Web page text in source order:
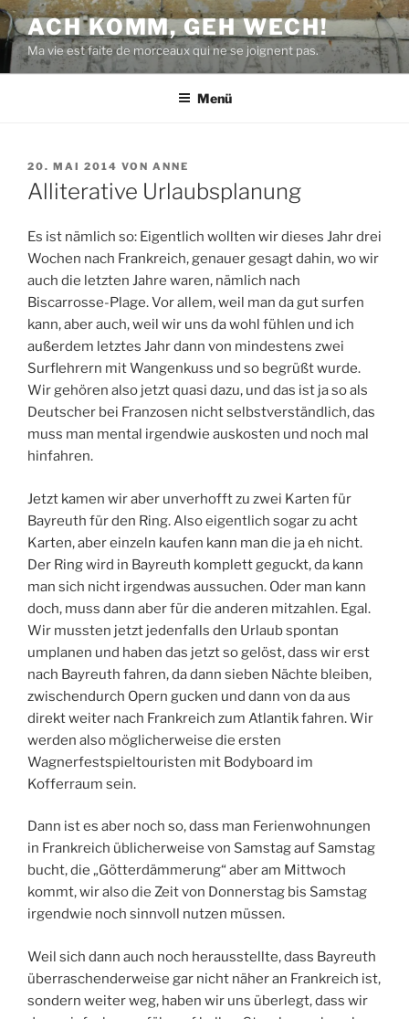
Zum
Inhalt
springen
ACH KOMM, GEH WECH!
Ma vie est faite de morceaux qui ne se joignent pas.
Menü
VERÖFFENTLICHT
AM
20. MAI 2014 VON ANNE
Alliterative Urlaubsplanung
Es ist nämlich so: Eigentlich wollten wir dieses Jahr drei
Wochen nach Frankreich, genauer gesagt dahin, wo wir
auch die letzten Jahre waren, nämlich nach
Biscarrosse-Plage. Vor allem, weil man da gut surfen
kann, aber auch, weil wir uns da wohl fühlen und ich
außerdem letztes Jahr dann von mindestens zwei
Surflehrern mit Wangenkuss und so begrüßt wurde.
Wir gehören also jetzt quasi dazu, und das ist ja so als
Deutscher bei Franzosen nicht selbstverständlich, das
muss man mental irgendwie auskosten und noch mal
hinfahren.
Jetzt kamen wir aber unverhofft zu zwei Karten für
Bayreuth für den Ring. Also eigentlich sogar zu acht
Karten, aber einzeln kaufen kann man die ja eh nicht.
Der Ring wird in Bayreuth komplett geguckt, da kann
man sich nicht irgendwas aussuchen. Oder man kann
doch, muss dann aber für die anderen mitzahlen. Egal.
Wir mussten jetzt jedenfalls den Urlaub spontan
umplanen und haben das jetzt so gelöst, dass wir erst
nach Bayreuth fahren, da dann sieben Nächte bleiben,
zwischendurch Opern gucken und dann von da aus
direkt weiter nach Frankreich zum Atlantik fahren. Wir
werden also möglicherweise die ersten
Wagnerfestspieltouristen mit Bodyboard im
Kofferraum sein.
Dann ist es aber noch so, dass man Ferienwohnungen
in Frankreich üblicherweise von Samstag auf Samstag
bucht, die „Götterdämmerung“ aber am Mittwoch
kommt, wir also die Zeit von Donnerstag bis Samstag
irgendwie noch sinnvoll nutzen müssen.
Weil sich dann auch noch herausstellte, dass Bayreuth
überraschenderweise gar nicht näher an Frankreich ist,
sondern weiter weg, haben wir uns überlegt, dass wir